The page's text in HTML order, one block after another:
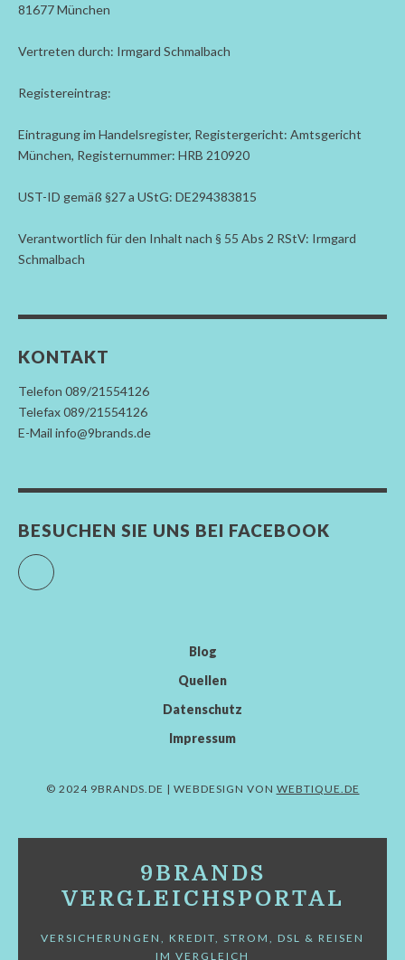
81677 München
Vertreten durch: Irmgard Schmalbach
Registereintrag:
Eintragung im Handelsregister, Registergericht: Amtsgericht
München, Registernummer: HRB 210920
UST-ID gemäß §27 a UStG: DE294383815
Verantwortlich für den Inhalt nach § 55 Abs 2 RStV: Irmgard
Schmalbach
KONTAKT
Telefon 089/21554126
Telefax 089/21554126
E-Mail info@9brands.de
BESUCHEN SIE UNS BEI FACEBOOK
Facebook
Blog
Quellen
Datenschutz
Impressum
© 2024 9BRANDS.DE | WEBDESIGN VON WEBTIQUE.DE
9BRANDS
VERGLEICHSPORTAL
VERSICHERUNGEN, KREDIT, STROM, DSL & REISEN
IM VERGLEICH